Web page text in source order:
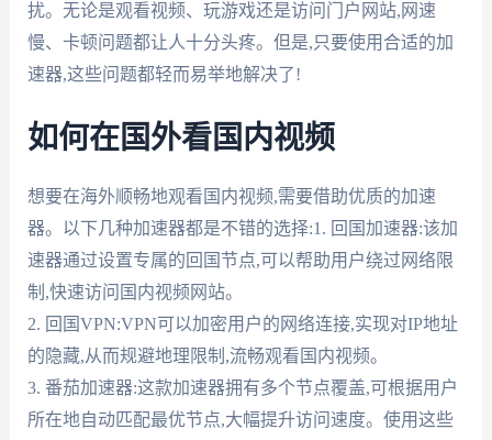
扰。无论是观看视频、玩游戏还是访问门户网站,网速
慢、卡顿问题都让人十分头疼。但是,只要使用合适的加
速器,这些问题都轻而易举地解决了!
如何在国外看国内视频
想要在海外顺畅地观看国内视频,需要借助优质的加速
器。以下几种加速器都是不错的选择:1. 回国加速器:该加
速器通过设置专属的回国节点,可以帮助用户绕过网络限
制,快速访问国内视频网站。
2. 回国VPN:VPN可以加密用户的网络连接,实现对IP地址
的隐藏,从而规避地理限制,流畅观看国内视频。
3. 番茄加速器:这款加速器拥有多个节点覆盖,可根据用户
所在地自动匹配最优节点,大幅提升访问速度。使用这些